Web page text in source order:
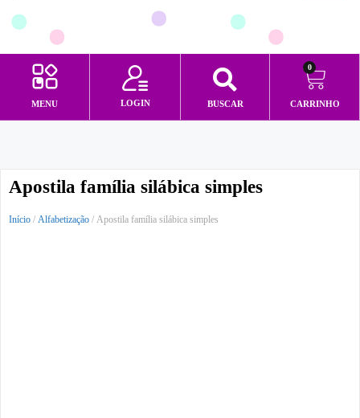
MENU LOGIN BUSCAR
0
CARRINHO
Apostila família silábica simples
Início / Alfabetização / Apostila família silábica simples